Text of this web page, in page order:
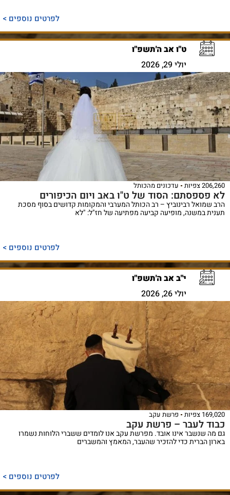
לפרטים נוספים >
ט"ו אב ה'תשפ"ו
יולי 29, 2026
206,260 צפיות עדכונים מהכותל
לא פספסתם: הסוד של ט"ו באב ויום הכיפורים
הרב שמואל רבינוביץ – רב הכותל המערבי והמקומות קדושים בסוף מסכת
תענית במשנה, מופיעה קביעה מפתיעה של חז"ל: "לא
לפרטים נוספים >
י"ב אב ה'תשפ"ו
יולי 26, 2026
169,020 צפיות פרשת עקב
כבוד לעבר – פרשת עקב
גם מה שנשבר אינו אובד. מפרשת עקב אנו לומדים ששברי הלוחות נשמרו
בארון הברית כדי להזכיר שהעבר, המאמץ והמשברים
לפרטים נוספים >